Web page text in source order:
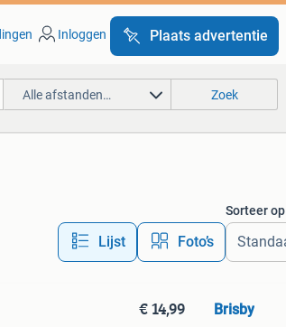
Inloggen Plaats advertentie
Alle afstanden… Zoek
Lijst Foto’s
Sorteer op
€ 14,99 Brisby